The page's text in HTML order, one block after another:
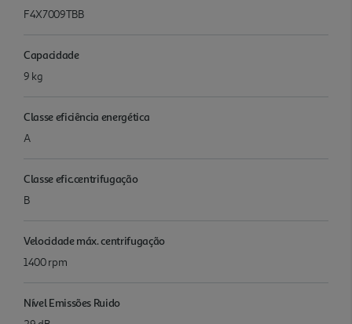
F4X7009TBB
Capacidade
9 kg
Classe eficiência energética
A
Classe efic.centrifugação
B
Velocidade máx. centrifugação
1400 rpm
Nível Emissões Ruido